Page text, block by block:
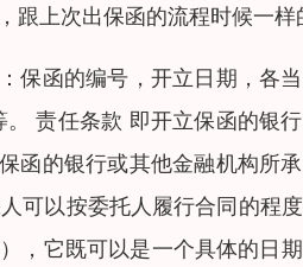
跟上次出保函的流程时候一样
保函的编号，开立日期，各
责任条款 即开立保函的银
函的银行或其他金融机构所
可以按委托人履行合同的程
，它既可以是一个具体的日